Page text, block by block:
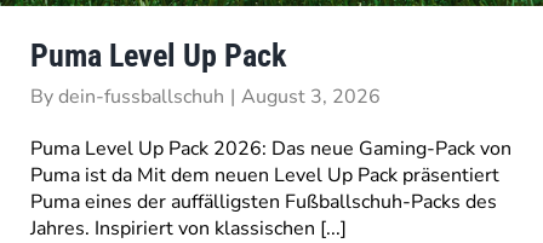
Puma Level Up Pack
Bydein-fussballschuh | August 3, 2026
Puma Level Up Pack 2026: Das neue Gaming-Pack von
Puma ist da Mit dem neuen Level Up Pack präsentiert
Puma eines der auffälligsten Fußballschuh-Packs des
Jahres. Inspiriert von klassischen [...]